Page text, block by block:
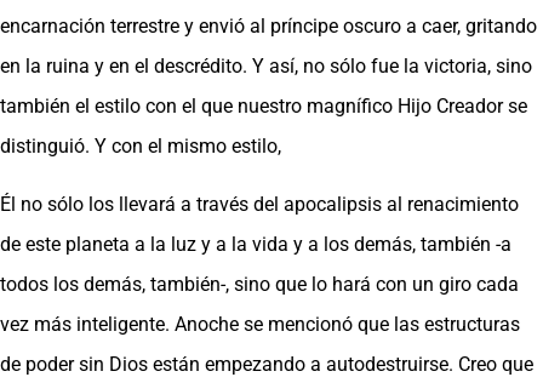
encarnación terrestre y envió al príncipe oscuro a caer, gritando
en la ruina y en el descrédito. Y así, no sólo fue la victoria, sino
también el estilo con el que nuestro magnífico Hijo Creador se
distinguió. Y con el mismo estilo,
Él no sólo los llevará a través del apocalipsis al renacimiento
de este planeta a la luz y a la vida y a los demás, también -a
todos los demás, también-, sino que lo hará con un giro cada
vez más inteligente. Anoche se mencionó que las estructuras
de poder sin Dios están empezando a autodestruirse. Creo que